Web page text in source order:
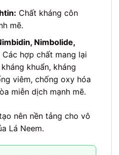
Chất kháng côn
mẽ.
Nimbolide,
Các hợp chất mang lại
khuẩn, kháng
viêm, chống oxy hóa
miễn dịch mạnh mẽ.
nên nền tảng cho vô
Lá Neem.